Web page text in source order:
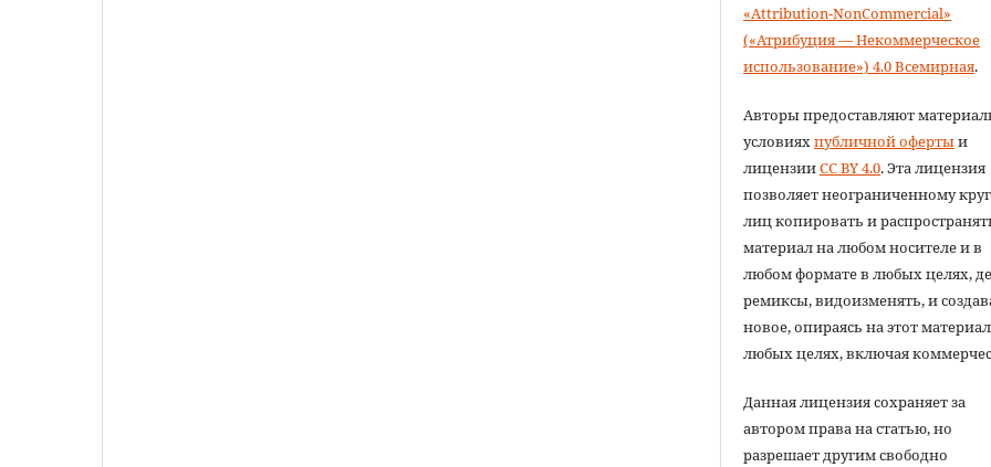
«Attribution-NonCommercial»
(«Атрибуция — Некоммерческое
использование») 4.0 Всемирная.
Авторы предоставляют
условияхпубличной офертыи
лицензииCC BY 4.0. Эта лицензия
позволяет неограниченному
лиц копировать и
материал на любом носителе и в
любом формате в любых целях,
ремиксы, видоизменять, и
новое, опираясь на этот
любых целях, включая
Данная лицензия сохраняет за
автором права на статью, но
разрешает другим свободно